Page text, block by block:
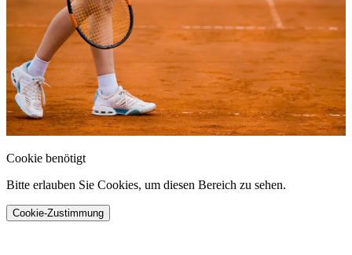
Cookie benötigt
Bitte erlauben Sie Cookies, um diesen Bereich zu sehen.
Cookie-Zustimmung